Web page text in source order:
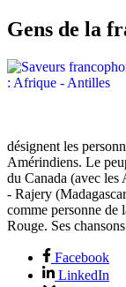
Gens de la
désignent les
Amérindiens. Le
du Canada (avec les
- Rajery
comme personne de
Rouge. Ses
Facebook
LinkedIn